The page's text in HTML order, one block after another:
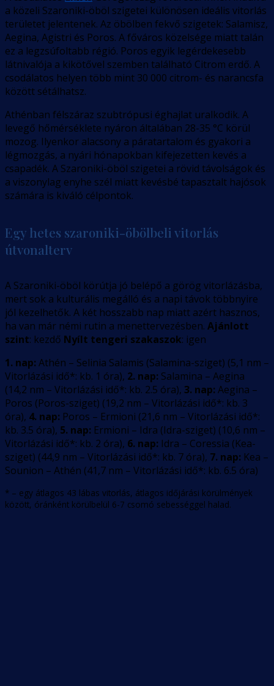
a közeli Szaroniki-öböl szigetei különösen ideális vitorlás
területet jelentenek. Az öbölben fekvő szigetek: Salamisz,
Aegina, Agistri és Poros. A főváros közelsége miatt talán
ez a legzsúfoltabb régió. Poros egyik legérdekesebb
látnivalója a kikötővel szemben található Citrom erdő. A
csodálatos helyen több mint 30 000 citrom- és narancsfa
között sétálhatsz.
Athénban félszáraz szubtrópusi éghajlat uralkodik. A
levegő hőmérséklete nyáron általában 28-35 °C körül
mozog. Ilyenkor alacsony a páratartalom és gyakori a
légmozgás, a nyári hónapokban kifejezetten kevés a
csapadék. A Szaroniki-öböl szigetei a rövid távolságok és
a viszonylag enyhe szél miatt kevésbé tapasztalt hajósok
számára is kiváló célpontok.
Egy hetes szaroniki-öbölbeli vitorlás
útvonalterv
A Szaroniki-öböl körútja jó belépő a görög vitorlázásba,
mert sok a kulturális megálló és a napi távok többnyire
jól kezelhetők. A két hosszabb nap miatt azért hasznos,
ha van már némi rutin a menettervezésben. Ajánlott
szint: kezdő Nyílt tengeri szakaszok: igen
1. nap: Athén – Selinia Salamis (Salamina-sziget) (5,1 nm –
Vitorlázási idő*: kb. 1 óra), 2. nap: Salamina – Aegina
(14,2 nm – Vitorlázási idő*: kb. 2.5 óra), 3. nap: Aegina –
Poros (Poros-sziget) (19,2 nm – Vitorlázási idő*: kb. 3
óra), 4. nap: Poros – Ermioni (21,6 nm – Vitorlázási idő*:
kb. 3.5 óra), 5. nap: Ermioni – Idra (Idra-sziget) (10,6 nm –
Vitorlázási idő*: kb. 2 óra), 6. nap: Idra – Coressia (Kea-
sziget) (44,9 nm – Vitorlázási idő*: kb. 7 óra), 7. nap: Kea –
Sounion – Athén (41,7 nm – Vitorlázási idő*: kb. 6.5 óra)
* – egy átlagos 43 lábas vitorlás, átlagos időjárási körülmények
között, óránként körülbelül 6-7 csomó sebességgel halad.